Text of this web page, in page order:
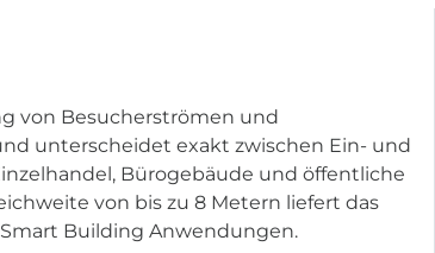
von Besucherströmen und
unterscheidet exakt zwischen Ein- und
Bürogebäude und öffentliche
von bis zu 8 Metern liefert das
Building Anwendungen.